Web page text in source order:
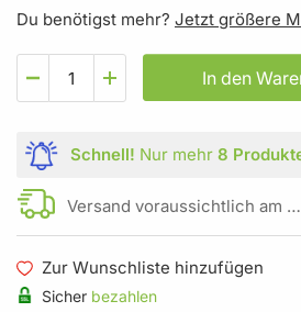
Du benötigst mehr? Jetzt größere
In den
Schnell! Nur mehr 8
Versand voraussichtlich am
Zur Wunschliste hinzufügen
Sicher bezahlen